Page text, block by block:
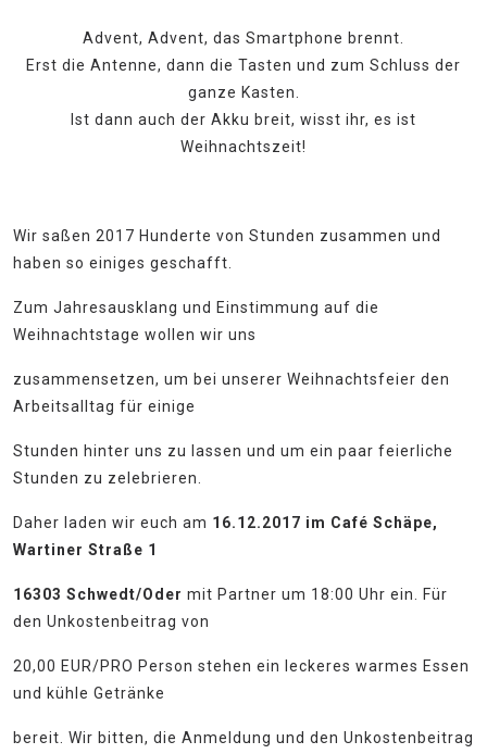
Advent, Advent, das Smartphone brennt.
Erst die Antenne, dann die Tasten und zum Schluss der
ganze Kasten.
Ist dann auch der Akku breit, wisst ihr, es ist
Weihnachtszeit!
Wir saßen 2017 Hunderte von Stunden zusammen und
haben so einiges geschafft.
Zum Jahresausklang und Einstimmung auf die
Weihnachtstage wollen wir uns
zusammensetzen, um bei unserer Weihnachtsfeier den
Arbeitsalltag für einige
Stunden hinter uns zu lassen und um ein paar feierliche
Stunden zu zelebrieren.
Daher laden wir euch am 16.12.2017 im Café Schäpe,
Wartiner Straße 1
16303 Schwedt/Oder mit Partner um 18:00 Uhr ein. Für
den Unkostenbeitrag von
20,00 EUR/PRO Person stehen ein leckeres warmes Essen
und kühle Getränke
bereit. Wir bitten, die Anmeldung und den Unkostenbeitrag